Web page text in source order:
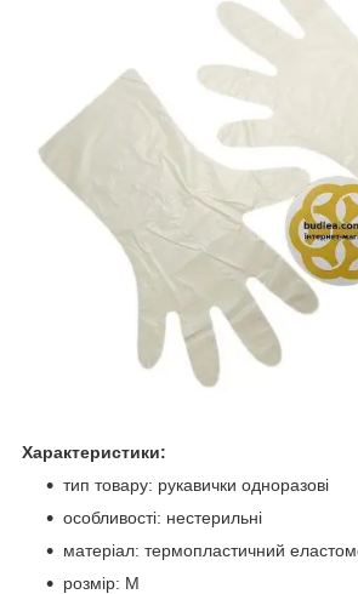
Характеристики:
тип товару: рукавички одноразові
особливості: нестерильні
матеріал: термопластичний
розмір: M